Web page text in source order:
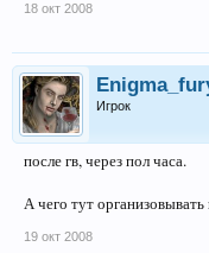
18 окт 2008
Игрок
после гв, через пол часа.
А чего тут
19 окт 2008